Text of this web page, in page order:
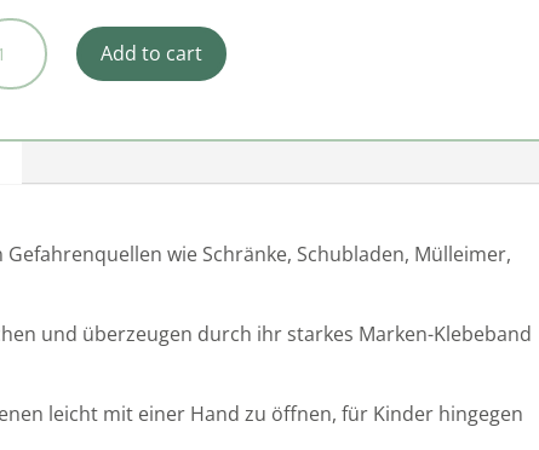
Add to cart
wie Schränke, Schubladen, Mülleimer,
und überzeugen durch ihr starkes Marken-Klebeband
leicht mit einer Hand zu öffnen, für Kinder hingegen